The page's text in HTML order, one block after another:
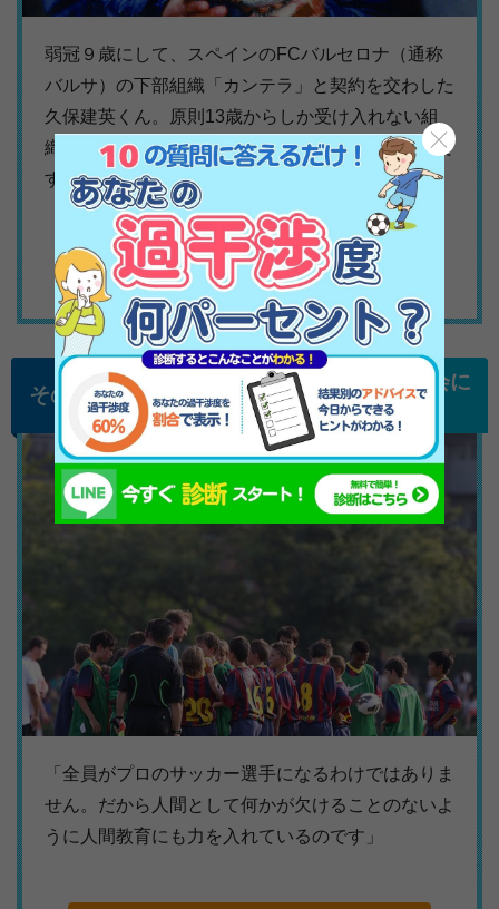
弱冠９歳にして、スペインのFCバルセロナ（通称
バルサ）の下部組織「カンテラ」と契約を交わした
久保建英くん。原則13歳からしか受け入れない組
織が、特に彼を評価したのが技術と精神力だそうで
す。
人生はサッカーだけじゃない。社会に
適応するバルサの人間教育
「全員がプロのサッカー選手になるわけではありま
せん。だから人間として何かが欠けることのないよ
うに人間教育にも力を入れているのです」